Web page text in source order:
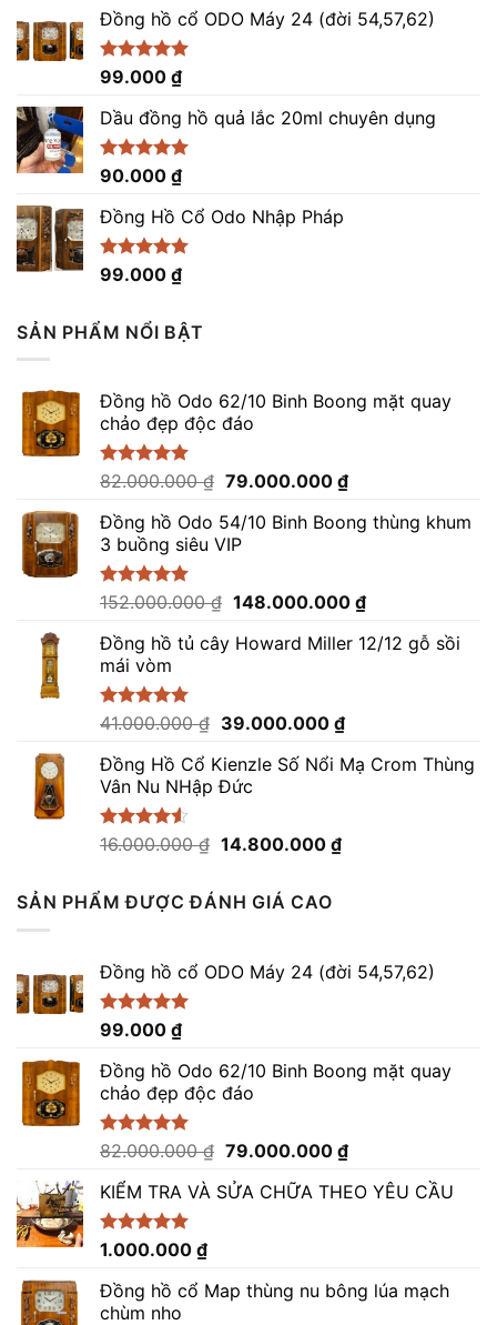
5 sao
Đồng hồ cổ ODO Máy 24 (đời 54,57,62)
Được xếp
5.00
5 sao
99.000 ₫
Dầu đồng hồ quả lắc 20ml chuyên dụng
Được xếp
5.00
5 sao
90.000 ₫
Đồng Hồ Cổ Odo Nhập Pháp
Được xếp
4.96
99.000 ₫
SẢN PHẨM NỔI BẬT
Đồng hồ Odo 62/10 Binh Boong mặt quay
chảo đẹp độc đáo
Được xếp
5 sao
82.000.000₫ Giá
là:
82.000.000 ₫.
79.000.000 ₫Giá
tại
Đồng hồ Odo 54/10 Binh Boong thùng khum
3 buồng siêu VIP
Được xếp
5 sao
152.000.000₫ Giá
là:
148.000.000 ₫Giá
tại
Đồng hồ tủ cây Howard Miller 12/12 gỗ sồi
mái vòm
Được xếp
5 sao
41.000.000₫ Giá
là:
41.000.000 ₫.
39.000.000 ₫Giá
tại
Đồng Hồ Cổ Kienzle Số Nổi Mạ Crom Thùng
Vân Nu NHập Đức
Được xếp
16.000.000₫ Giá
là:
16.000.000 ₫.
14.800.000 ₫Giá
SẢN PHẨM ĐƯỢC ĐÁNH GIÁ CAO
Đồng hồ cổ ODO Máy 24 (đời 54,57,62)
Được xếp
5.00
5 sao
99.000 ₫
Đồng hồ Odo 62/10 Binh Boong mặt quay
chảo đẹp độc đáo
Được xếp
5 sao
82.000.000₫ Giá
là:
79.000.000 ₫Giá
tại
KIỂM TRA VÀ SỬA CHỮA THEO YÊU CẦU
Được xếp
5 sao
1.000.000 ₫
Đồng hồ cổ Map thùng nu bông lúa mạch
chùm nho